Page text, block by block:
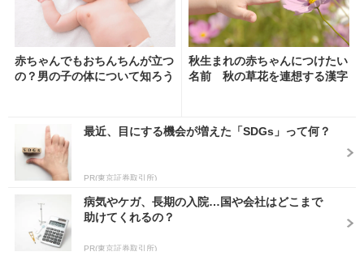
赤ちゃんでもおちんちんが立つ
の？男の子の体について知ろう
秋生まれの赤ちゃんにつけたい
名前 秋の草花を連想する漢字
最近、目にする機会が増えた「SDGs」って何？
PR(東京証券取引所)
病気やケガ、長期の入院…国や会社はどこまで
助けてくれるの？
PR(東京証券取引所)